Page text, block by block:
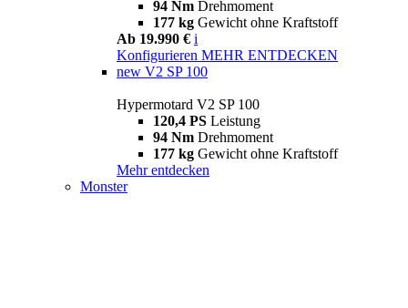
94 Nm Drehmoment
177 kg Gewicht ohne Kraftstoff
Ab 19.990 € i
Konfigurieren MEHR ENTDECKEN
new V2 SP 100
Hypermotard V2 SP 100
120,4 PS Leistung
94 Nm Drehmoment
177 kg Gewicht ohne Kraftstoff
Mehr entdecken
Monster